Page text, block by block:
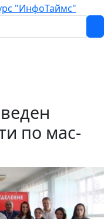
по мас-